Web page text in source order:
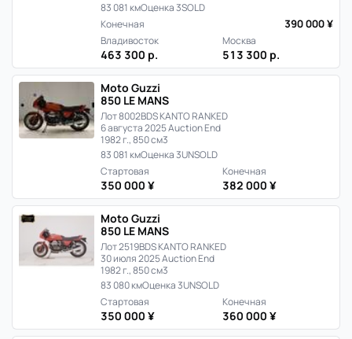
83 081 кмОценка 3SOLD
Конечная
390 000 ¥
Владивосток
463 300 р.
Москва
513 300 р.
Moto Guzzi
850 LE MANS
Лот 8002BDS KANTO RANKED
6 августа 2025 Auction End
1982 г., 850 см3
83 081 кмОценка 3UNSOLD
Стартовая
350 000 ¥
Конечная
382 000 ¥
Moto Guzzi
850 LE MANS
Лот 2519BDS KANTO RANKED
30 июля 2025 Auction End
1982 г., 850 см3
83 080 кмОценка 3UNSOLD
Стартовая
350 000 ¥
Конечная
360 000 ¥